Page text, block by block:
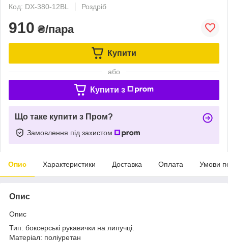
Код: DX-380-12BL
Роздріб
910 ₴/пара
Купити
або
Купити з
Що таке купити з Пром?
Замовлення під захистом
Опис Характеристики Доставка Оплата Умови
Опис
Опис
Тип: боксерські рукавички на липучці.
Матеріал: поліуретан